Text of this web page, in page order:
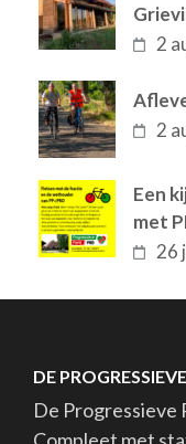
2
2
Een
met
26
DE
De Progressieve
Compleet met